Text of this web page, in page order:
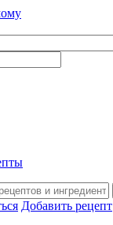
Добавить рецепт